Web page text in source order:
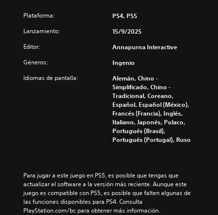
Plataforma: PS4, PS5
Lanzamiento: 15/9/2025
Editor: Annapurna Interactive
Géneros: Ingenio
Idiomas de pantalla:
Alemán, Chino -
Simplificado, Chino -
Tradicional, Coreano,
Español, Español (México),
Francés (Francia), Inglés,
Italiano, Japonés, Polaco,
Portugués (Brasil),
Portugués (Portugal), Ruso
Para jugar a este juego en PS5, es posible que tengas que
actualizar el software a la versión más reciente. Aunque este
juego es compatible con PS5, es posible que falten algunas de
las funciones disponibles para PS4. Consulta
PlayStation.com/bc para obtener más información.